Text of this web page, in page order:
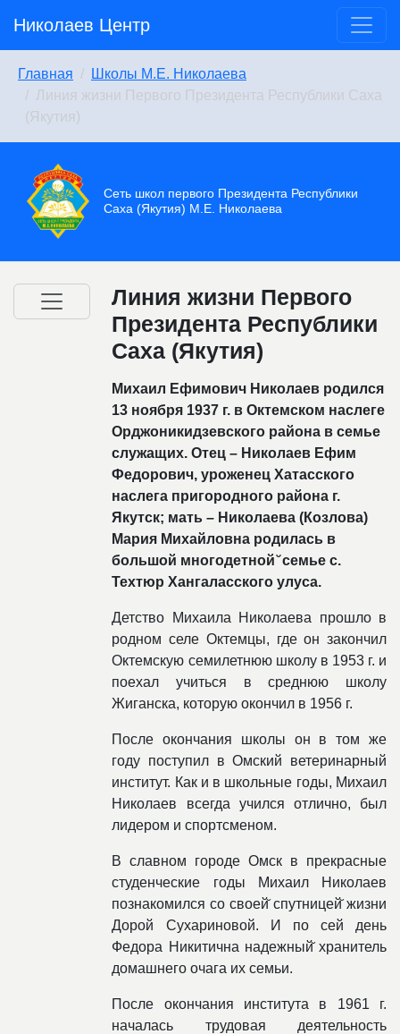
Николаев Центр
Главная
Школы М.Е. Николаева
Линия жизни Первого Президента Республики Саха
(Якутия)
Сеть школ первого Президента Республики
Саха (Якутия) М.Е. Николаева
Линия жизни Первого
Президента Республики
Саха (Якутия)
Михаил Ефимович Николаев родился
13 ноября 1937 г. в Октемском наслеге
Орджоникидзевского района в семье
служащих. Отец – Николаев Ефим
Федорович, уроженец Хатасского
наслега пригородного района г.
Якутск; мать – Николаева (Козлова)
Мария Михайловна родилась в
большой многодетной ̆ семье с.
Техтюр Хангаласского улуса.
Детство Михаила Николаева прошло в
родном селе Октемцы, где он закончил
Октемскую семилетнюю школу в 1953 г. и
поехал учиться в среднюю школу
Жиганска, которую окончил в 1956 г.
После окончания школы он в том же
году поступил в Омский ветеринарный
институт. Как и в школьные годы, Михаил
Николаев всегда учился отлично, был
лидером и спортсменом.
В славном городе Омск в прекрасные
студенческие годы Михаил Николаев
познакомился со своей̆ спутницей̆ жизни
Дорой Сухариновой. И по сей день
Федора Никитична надежный̆ хранитель
домашнего очага их семьи.
После окончания института в 1961 г.
началась трудовая деятельность